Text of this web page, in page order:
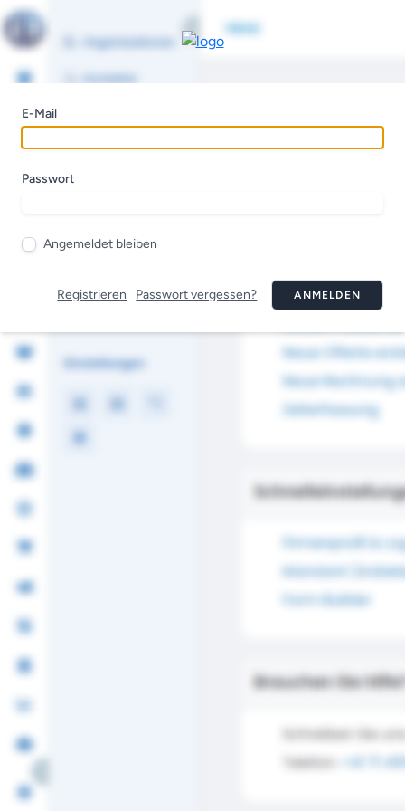
E-Mail
Passwort
Angemeldet bleiben
Registrieren Passwort vergessen? ANMELDEN